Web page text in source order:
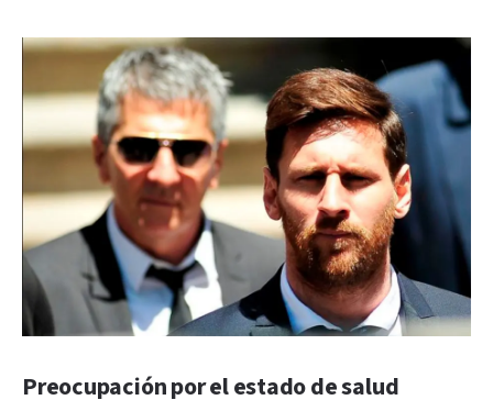
Preocupación por el estado de salud